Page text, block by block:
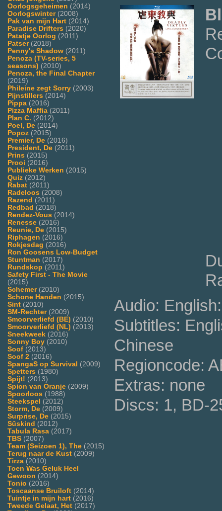
Oorlogsgeheimen (2014)
Oorlogswinter(2008)
Pak van mijn Hart (2014)
Paradise Drifters (2020)
Patatje Oorlog (2011)
Patser(2018)
Penny's Shadow (2011)
Penoza (TV-series, 5
seasons) (2010)
Penoza, the Final Chapter
(2019)
Phileine zegt Sorry (2003)
Pijnstillers (2014)
Pippa (2016)
Pizza Maffia (2011)
Plan C. (2012)
Poel, De (2014)
Popoz (2015)
Premier, De (2016)
President, De (2011)
Prins (2015)
Prooi (2016)
Publieke Werken (2015)
Quiz (2012)
Rabat (2011)
Radeloos (2008)
Razend (2011)
Redbad (2018)
Rendez-Vous (2014)
Renesse (2016)
Reunie, De (2015)
Riphagen (2016)
Rokjesdag (2016)
Ron Goosens Low-Budget
Stuntman (2017)
Rundskop (2011)
Safety First - The Movie
(2015)
Schemer(2010)
Schone Handen (2015)
Sint (2010)
SM-Rechter(2009)
Smoorverliefd (BE) (2010)
Smoorverliefd (NL) (2013)
Sneekweek (2016)
Sonny Boy (2010)
Soof (2013)
Soof 2 (2016)
SpangaS op Survival (2009)
Spetters (1980)
Spijt! (2013)
Spion van Oranje (2009)
Spoorloos (1988)
Steekspel (2012)
Storm, De (2009)
Surprise, De (2015)
Süskind (2012)
Tabula Rasa (2017)
TBS (2007)
Team (Seizoen 1), The (2015)
Terug naar de Kust (2009)
Tirza (2010)
Toen Was Geluk Heel
Gewoon (2014)
Tonio (2016)
Toscaanse Bruiloft (2014)
Tuintje in mijn hart (2016)
Tweede Gelaat, Het (2017)
Audio:
Subtitles:
Chinese
Regioncode:
Extras: none
Discs: 1, BD-